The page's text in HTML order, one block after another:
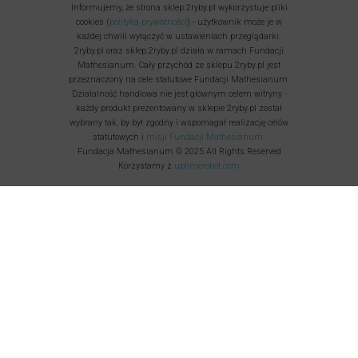
Informujemy, że strona sklep.2ryby.pl wykorzystuje pliki
cookies (polityka prywatności) - użytkownik może je w
każdej chwili wyłączyć w ustawieniach przeglądarki.
2ryby.pl oraz sklep.2ryby.pl działa w ramach Fundacji
Mathesianum. Cały przychód ze sklepu 2ryby.pl jest
przeznaczony na cele statutowe Fundacji Mathesianum.
Działalność handlowa nie jest głównym celem witryny -
każdy produkt prezentowany w sklepie 2ryby.pl został
wybrany tak, by był zgodny i wspomagał realizację celów
statutowych i misji Fundacji Mathesianum.
Fundacja Mathesianum © 2025 All Rights Reserved
Korzystamy z uptimerobot.com